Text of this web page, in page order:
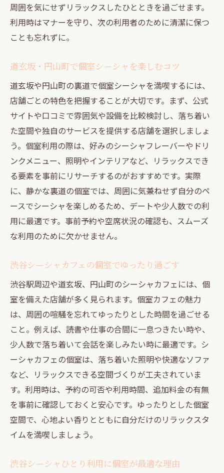
周囲を気にせずリラックスしたひとときを過ごせます。
利用時はマナーを守り、次の利用者のために清潔に保つ
ことも忘れずに。
道玄坂・円山町で個室シーシャを楽しむコツ
道玄坂や円山町の裏道で個室シーシャを満喫するには、
店舗ごとの特色を把握することが大切です。まず、公式
サイトや口コミで雰囲気や設備を比較検討し、落ち着い
た空間や独自のサービスを提供する店舗を選択しましょ
う。個室利用の際は、好みのシーシャフレーバーやドリ
ンクメニュー、照明やインテリアなど、リラックスでき
る要素を事前にリサーチするのがおすすめです。実際
に、静かな裏道の個室では、周囲に気兼ねせず自分のペ
ースでシーシャを楽しめるため、デートや少人数での利
用に最適です。事前予約や空席状況の確認も、スムーズ
な利用のために欠かせません。
渋谷シーシャカフェの個室でゆったり過ごす
渋谷駅周辺や道玄坂、円山町のシーシャカフェには、個
室を備えた店舗が多く見られます。個室カフェの魅力
は、周囲の喧騒を忘れてゆったりとした時間を過ごせる
こと。例えば、読書や仕事の合間に一息つきたい時や、
少人数で落ち着いて会話を楽しみたい時に最適です。シ
ーシャカフェの個室は、落ち着いた照明や快適なソファ
など、リラックスできる空間づくりが工夫されていま
す。利用時は、予約の可否や利用時間、追加料金の有無
を事前に確認しておくと安心です。ゆったりとした個室
空間で、心地よい香りとともに自分だけのリラックスタ
イムを満喫しましょう。
渋谷シーシャひとり利用に個室が最適な理由